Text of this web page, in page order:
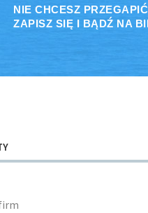
NIE CHCESZ
ZAPISZ SIĘ I BĄDŹ NA